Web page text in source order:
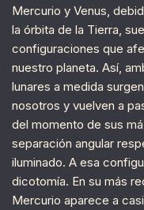
Mercurio y Venus,
la órbita de la Tierra,
configuraciones que
nuestro planeta. Así,
lunares a medida
nosotros y vuelven a
del momento de sus
separación angular
iluminado. A esa
dicotomía. En su más
Mercurio aparece a